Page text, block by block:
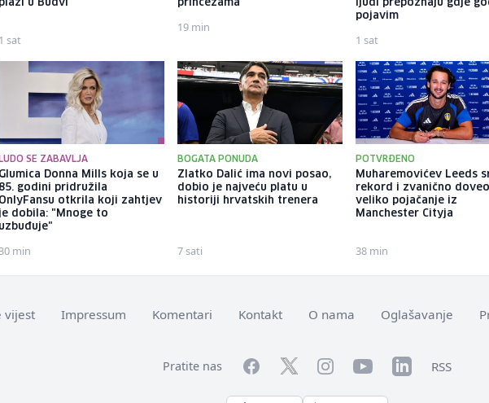
plaži u Budvi
1 sat
princezama
19 min
ljudi prepoznaju gdje
pojavim
1 sat
LUDO SE ZABAVLJA
Glumica Donna Mills koja se u
85. godini pridružila
OnlyFansu otkrila koji zahtjev
je dobila: "Mnoge to
uzbuđuje"
min
BOGATA PONUDA
Zlatko Dalić ima novi posao,
dobio je najveću platu u
historiji hrvatskih trenera
7 sati
POTVRĐENO
Muharemovićev Leeds
rekord i zvanično
veliko pojačanje iz
Manchester Cityja
38 min
vijest Impressum Komentari Kontakt O nama Oglašavanje
Pratite nas FacebookTwitterInstagramYouTubeLinkedInRSS